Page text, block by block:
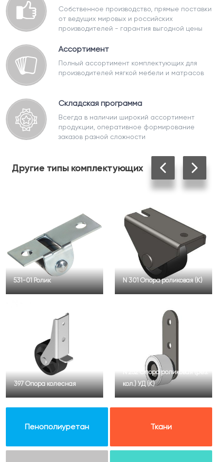
Собственное производство, прямые поставки
от ведущих мировых и российских
производителей - гарантия выгодной цены
Ассортимент
Полный ассортимент комплектующих для
производителей мягкой мебели и матрасов
Складская программа
Всегда в наличии широкий ассортимент
продукции, оперативное формирование
заказов разной сложности
Другие типы комплектующих
531-01 Ролик
397 Опора колесная
N 301 Опора роликовая (К)
N 252 Опора роликовая (рез.
кол.) УД (К)
Пенополиуретан Ткани